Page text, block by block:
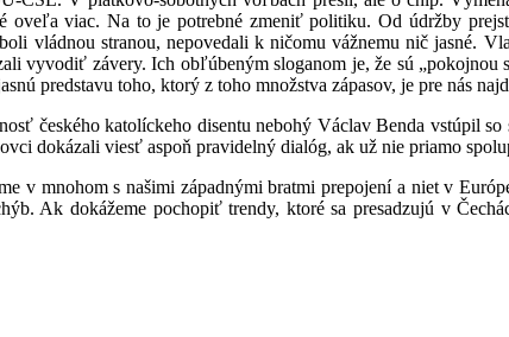
viac. Na to je potrebné zmeniť politiku. Od údržby
vládnou stranou, nepovedali k ničomu vážnemu nič jasné.
vyvodiť závery. Ich obľúbeným sloganom je, že sú
predstavu toho, ktorý z toho množstva zápasov, je pre nás
českého katolíckeho disentu nebohý Václav Benda vstúpil
dokázali viesť aspoň pravidelný dialóg, ak už nie priamo
v mnohom s našimi západnými bratmi prepojení a niet v
Ak dokážeme pochopiť trendy, ktoré sa presadzujú v